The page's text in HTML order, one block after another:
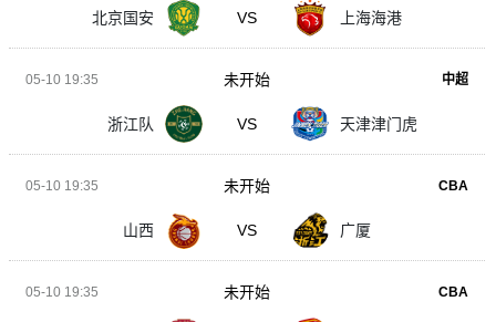
北京国安 VS 上海海港
05-10 19:35 中超
浙江队 VS 天津津门虎
未开始
05-10 19:35 CBA
山西 VS 广厦
未开始
05-10 19:35 CBA
未开始